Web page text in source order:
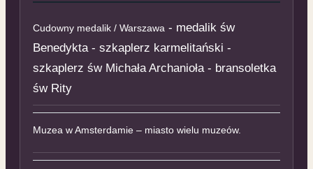
Cudowny medalik / Warszawa- medalik św
Benedykta - szkaplerz karmelitański -
szkaplerz św Michała Archanioła - bransoletka
św Rity
Muzea w Amsterdamie – miasto wielu muzeów.